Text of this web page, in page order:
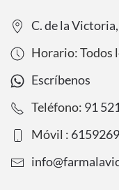
C. de la
Horario: Todos
Escríbenos
Teléfono: 91
Móvil :